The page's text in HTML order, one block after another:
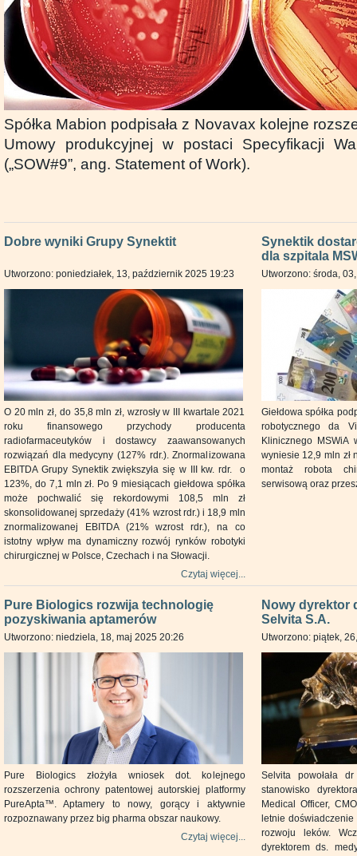
Spółka Mabion podpisała z Novavax kolejne
Umowy produkcyjnej w postaci Specyfikacji
(„SOW#9”, ang. Statement of Work).
Dobre wyniki Grupy Synektit
Utworzono: poniedziałek, 13, październik 2025 19:23
O 20 mln zł, do 35,8 mln zł, wzrosły w III kwartale 2021
roku finansowego przychody producenta
radiofarmaceutyków i dostawcy zaawansowanych
rozwiązań dla medycyny (127% rdr.). Znormalizowana
EBITDA Grupy Synektik zwiększyła się w III kw. rdr. o
123%, do 7,1 mln zł. Po 9 miesiącach giełdowa spółka
może pochwalić się rekordowymi 108,5 mln zł
skonsolidowanej sprzedaży (41% wzrost rdr.) i 18,9 mln
znormalizowanej EBITDA (21% wzrost rdr.), na co
istotny wpływ ma dynamiczny rozwój rynków robotyki
chirurgicznej w Polsce, Czechach i na Słowacji.
Czytaj więcej...
Synektik
dla szpitala
Utworzono: środa,
Giełdowa spółka
robotycznego da
Klinicznego MSWiA
wyniesie 12,9 mln zł
montaż robota
serwisową oraz
Pure Biologics rozwija technologię
pozyskiwania aptamerów
Utworzono: niedziela, 18, maj 2025 20:26
Pure Biologics złożyła wniosek dot. kolejnego
rozszerzenia ochrony patentowej autorskiej platformy
PureApta™. Aptamery to nowy, gorący i aktywnie
rozpoznawany przez big pharma obszar naukowy.
Czytaj więcej...
Nowy dyrektor
Selvita S.A.
Utworzono: piątek,
Selvita powołała
stanowisko
Medical Officer,
letnie
rozwoju leków.
dyrektorem ds.